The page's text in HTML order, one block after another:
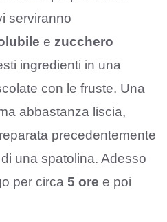
serviranno
e zucchero
ingredienti in una
con le fruste. Una
abbastanza liscia,
precedentemente
una spatolina. Adesso
per circa 5 ore e poi